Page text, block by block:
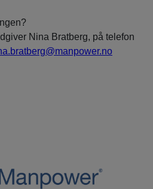
Nina Bratberg, på telefon